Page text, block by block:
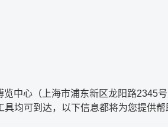
中心（上海市浦东新区龙阳路2345
均可到达，以下信息都将为您提供帮